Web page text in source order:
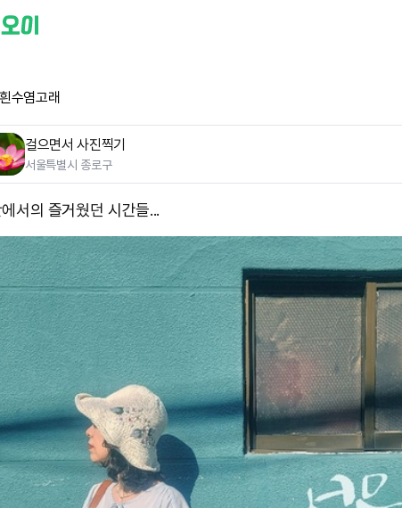
흰수염고래
걸으면서 사진찍기
서울특별시 종로구
서의 즐거웠던 시간들...